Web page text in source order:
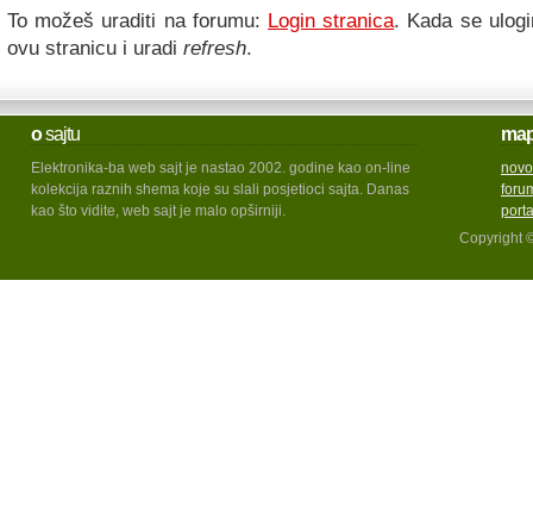
To možeš uraditi na forumu: Login stranica. Kada se
ovu stranicu i uradi refresh.
osajtu
Elektronika-ba web sajt je nastao 2002. godine kao on-line
kolekcija raznih shema koje su slali posjetioci sajta. Danas
kao što vidite, web sajt je malo opširniji.
Copyright